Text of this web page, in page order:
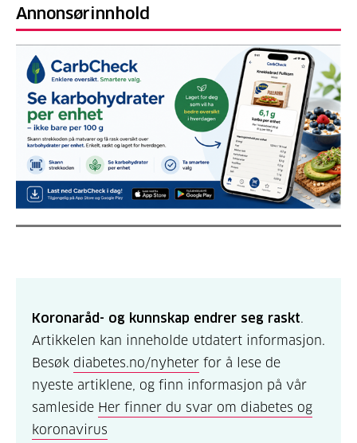
Annonsørinnhold
Koronaråd- og kunnskap endrer seg raskt
Artikkelen kan inneholde utdatert informasjon.
Besøk diabetes.no/nyheter for å lese de
nyeste artiklene, og finn informasjon på vår
samleside Her finner du svar om diabetes og
koronavirus